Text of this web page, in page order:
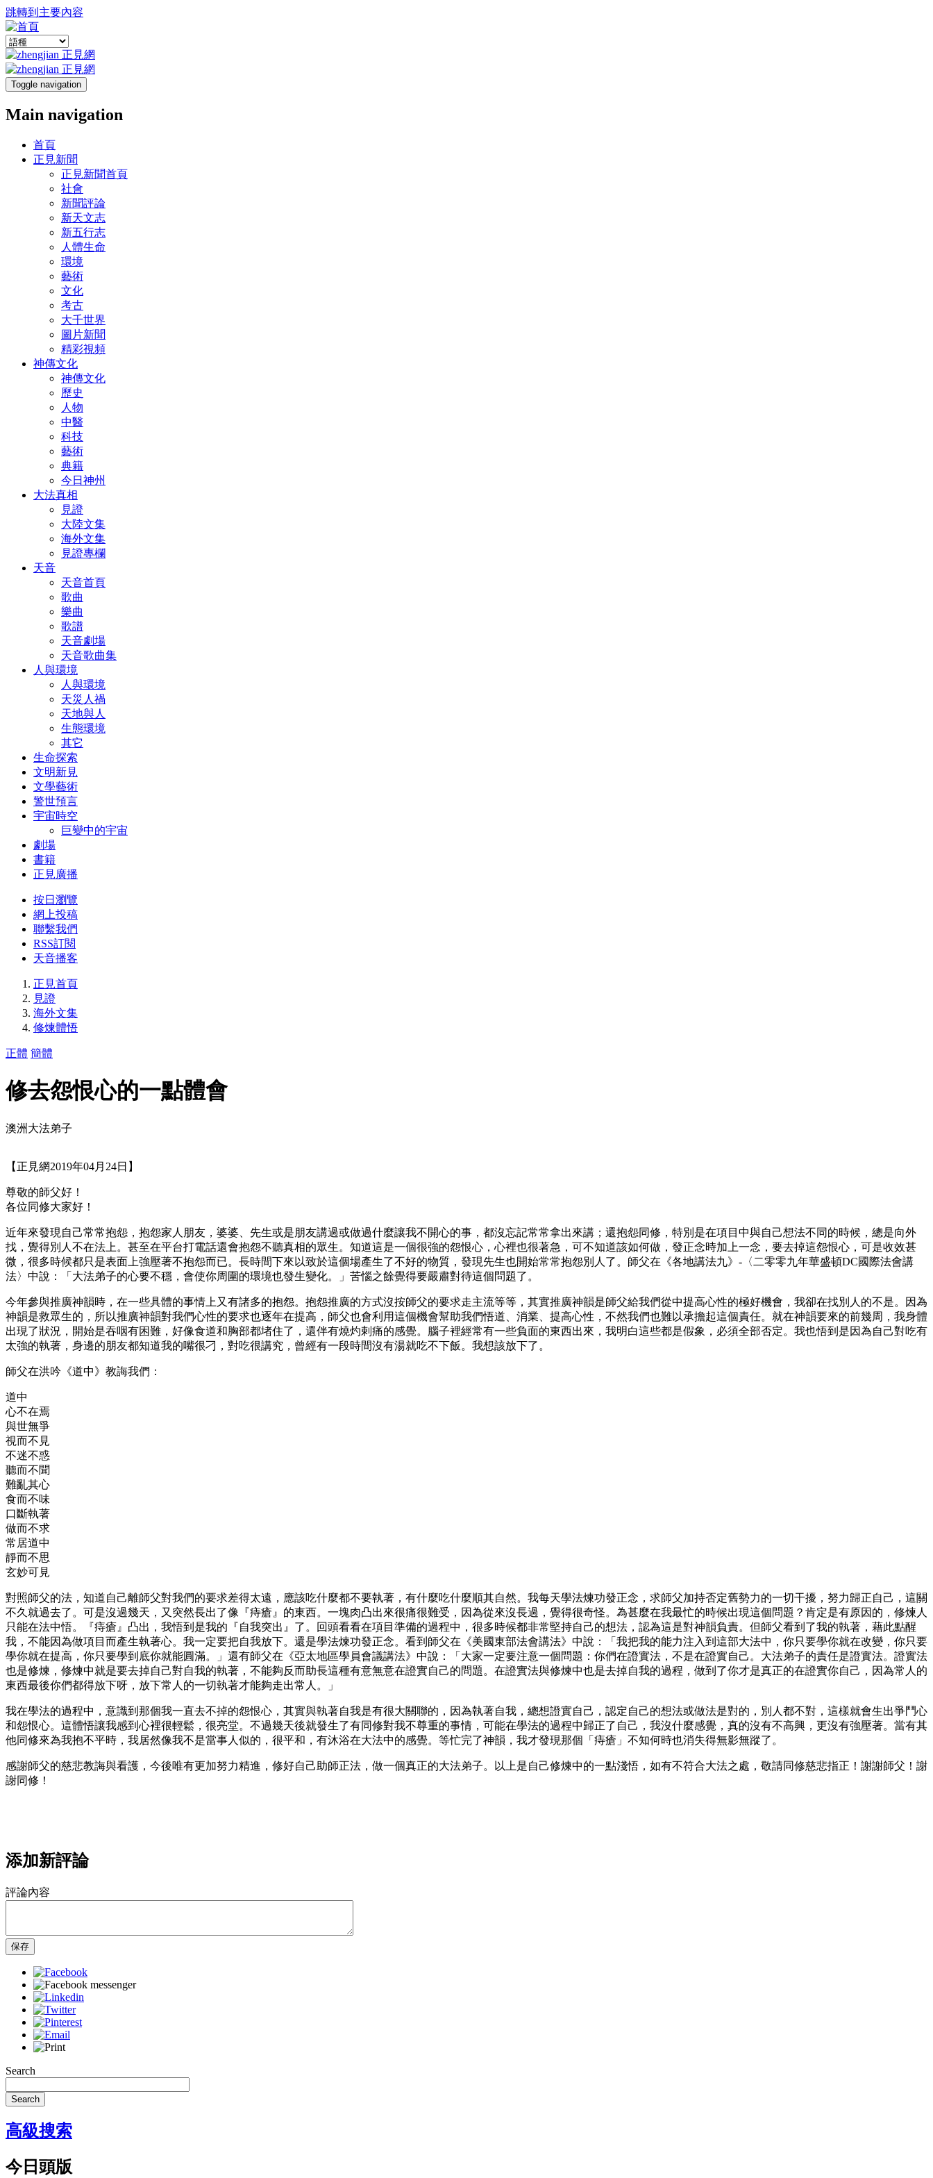
跳轉到主要內容
Toggle navigation
Main navigation
首頁
正見新聞
正見新聞首頁
社會
新聞評論
新天文志
新五行志
人體生命
環境
藝術
文化
考古
大千世界
圖片新聞
精彩視頻
神傳文化
神傳文化
歷史
人物
中醫
科技
藝術
典籍
今日神州
大法真相
見證
大陸文集
海外文集
見證專欄
天音
天音首頁
歌曲
樂曲
歌譜
天音劇場
天音歌曲集
人與環境
人與環境
天災人禍
天地與人
生態環境
其它
生命探索
文明新見
文學藝術
警世預言
宇宙時空
巨變中的宇宙
劇場
書籍
正見廣播
按日瀏覽
網上投稿
聯繫我們
RSS訂閱
天音播客
正見首頁
見證
海外文集
修煉體悟
正體 簡體
修去怨恨心的一點體會
澳洲大法弟子
【正見網2019年04月24日】
尊敬的師父好！
各位同修大家好！
近年來發現自己常常抱怨，抱怨家人朋友，婆婆、先生或是朋友講過或做過什麼讓我不開心的事，都沒忘記常常拿出來講；還抱怨同修，特別是在項目中與自己想法不同的時候，總是向外
找，覺得別人不在法上。甚至在平台打電話還會抱怨不聽真相的眾生。知道這是一個很強的怨恨心，心裡也很著急，可不知道該如何做，發正念時加上一念，要去掉這怨恨心，可是收效甚
微，很多時候都只是表面上強壓著不抱怨而已。長時間下來以致於這個場產生了不好的物質，發現先生也開始常常抱怨別人了。師父在《各地講法九》-〈二零零九年華盛頓DC國際法會講
法〉中說：「大法弟子的心要不穩，會使你周圍的環境也發生變化。」苦惱之餘覺得要嚴肅對待這個問題了。
今年參與推廣神韻時，在一些具體的事情上又有諸多的抱怨。抱怨推廣的方式沒按師父的要求走主流等等，其實推廣神韻是師父給我們從中提高心性的極好機會，我卻在找別人的不是。因為
神韻是救眾生的，所以推廣神韻對我們心性的要求也逐年在提高，師父也會利用這個機會幫助我們悟道、消業、提高心性，不然我們也難以承擔起這個責任。就在神韻要來的前幾周，我身體
出現了狀況，開始是吞咽有困難，好像食道和胸部都堵住了，還伴有燒灼剌痛的感覺。腦子裡經常有一些負面的東西出來，我明白這些都是假象，必須全部否定。我也悟到是因為自己對吃有
太強的執著，身邊的朋友都知道我的嘴很刁，對吃很講究，曾經有一段時間沒有湯就吃不下飯。我想該放下了。
師父在洪吟《道中》教誨我們：
道中
心不在焉
與世無爭
視而不見
不迷不惑
聽而不聞
難亂其心
食而不味
口斷執著
做而不求
常居道中
靜而不思
玄妙可見
對照師父的法，知道自己離師父對我們的要求差得太遠，應該吃什麼都不要執著，有什麼吃什麼順其自然。我每天學法煉功發正念，求師父加持否定舊勢力的一切干擾，努力歸正自己，這關
不久就過去了。可是沒過幾天，又突然長出了像『痔瘡』的東西。一塊肉凸出來很痛很難受，因為從來沒長過，覺得很奇怪。為甚麼在我最忙的時候出現這個問題？肯定是有原因的，修煉人
只能在法中悟。『痔瘡』凸出，我悟到是我的『自我突出』了。回頭看看在項目準備的過程中，很多時候都非常堅持自己的想法，認為這是對神韻負責。但師父看到了我的執著，藉此點醒
我，不能因為做項目而產生執著心。我一定要把自我放下。還是學法煉功發正念。看到師父在《美國東部法會講法》中說：「我把我的能力注入到這部大法中，你只要學你就在改變，你只要
學你就在提高，你只要學到底你就能圓滿。」還有師父在《亞太地區學員會議講法》中說：「大家一定要注意一個問題：你們在證實法，不是在證實自己。大法弟子的責任是證實法。證實法
也是修煉，修煉中就是要去掉自己對自我的執著，不能夠反而助長這種有意無意在證實自己的問題。在證實法與修煉中也是去掉自我的過程，做到了你才是真正的在證實你自己，因為常人的
東西最後你們都得放下呀，放下常人的一切執著才能夠走出常人。」
我在學法的過程中，意識到那個我一直去不掉的怨恨心，其實與執著自我是有很大關聯的，因為執著自我，總想證實自己，認定自己的想法或做法是對的，別人都不對，這樣就會生出爭鬥心
和怨恨心。這體悟讓我感到心裡很輕鬆，很亮堂。不過幾天後就發生了有同修對我不尊重的事情，可能在學法的過程中歸正了自己，我沒什麼感覺，真的沒有不高興，更沒有強壓著。當有其
他同修來為我抱不平時，我居然像我不是當事人似的，很平和，有沐浴在大法中的感覺。等忙完了神韻，我才發現那個「痔瘡」不知何時也消失得無影無蹤了。
感謝師父的慈悲教誨與看護，今後唯有更加努力精進，修好自己助師正法，做一個真正的大法弟子。以上是自己修煉中的一點淺悟，如有不符合大法之處，敬請同修慈悲指正！謝謝師父！謝
謝同修！
添加新評論
評論內容
保存
Search
Search
高級搜索
今日頭版